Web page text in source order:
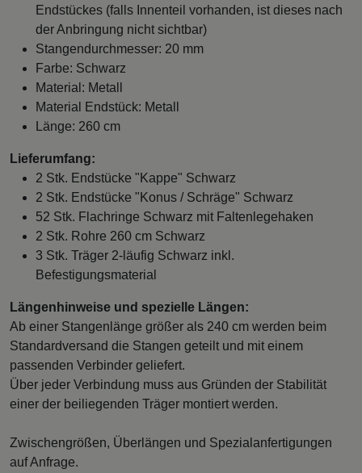
Endstückes (falls Innenteil vorhanden, ist dieses nach
der Anbringung nicht sichtbar)
Stangendurchmesser: 20 mm
Farbe: Schwarz
Material: Metall
Material Endstück: Metall
Länge: 260 cm
Lieferumfang:
2 Stk. Endstücke "Kappe" Schwarz
2 Stk. Endstücke "Konus / Schräge" Schwarz
52 Stk. Flachringe Schwarz mit Faltenlegehaken
2 Stk. Rohre 260 cm Schwarz
3 Stk. Träger 2-läufig Schwarz inkl.
Befestigungsmaterial
Längenhinweise und spezielle Längen:
Ab einer Stangenlänge größer als 240 cm werden beim
Standardversand die Stangen geteilt und mit einem
passenden Verbinder geliefert.
Über jeder Verbindung muss aus Gründen der Stabilität
einer der beiliegenden Träger montiert werden.
Zwischengrößen, Überlängen und Spezialanfertigungen
auf Anfrage.